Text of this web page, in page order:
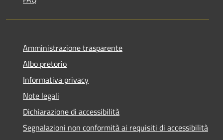
Amministrazione trasparente
Albo pretorio
Informativa privacy
Note legali
Dichiarazione di accessibilità
Segnalazioni non conformità ai requisiti di accessibilità